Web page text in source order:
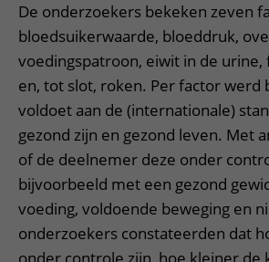
De onderzoekers bekeken zeven
bloedsuikerwaarde, bloeddruk,
voedingspatroon, eiwit in de
en, tot slot, roken. Per factor werd
voldoet aan de (internationale)
gezond zijn en gezond leven. Met
of de deelnemer deze onder
bijvoorbeeld met een gezond
voeding, voldoende beweging en
onderzoekers constateerden dat